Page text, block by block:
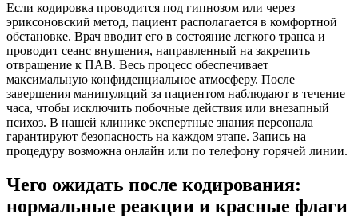
Если кодировка проводится под гипнозом или через
эриксоновский метод, пациент располагается в комфортной
обстановке. Врач вводит его в состояние легкого транса и
проводит сеанс внушения, направленный на закрепить
отвращение к ПАВ. Весь процесс обеспечивает
максимальную конфиденциальное атмосферу. После
завершения манипуляций за пациентом наблюдают в течение
часа, чтобы исключить побочные действия или внезапный
психоз. В нашей клинике экспертные знания персонала
гарантируют безопасность на каждом этапе. Запись на
процедуру возможна онлайн или по телефону горячей линии.
Чего ожидать после кодирования:
нормальные реакции и красные флаги